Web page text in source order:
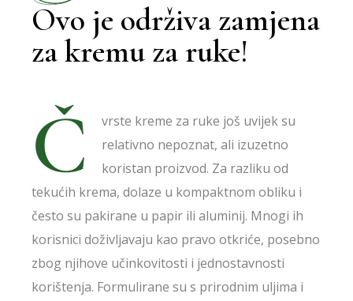
Ovo je održiva zamjena
za kremu za ruke!
Č
vrste kreme za ruke još uvijek su
relativno nepoznat, ali izuzetno
koristan proizvod. Za razliku od
tekućih krema, dolaze u kompaktnom obliku i
često su pakirane u papir ili aluminij. Mnogi ih
korisnici doživljavaju kao pravo otkriće, posebno
zbog njihove učinkovitosti i jednostavnosti
korištenja. Formulirane su s prirodnim uljima i